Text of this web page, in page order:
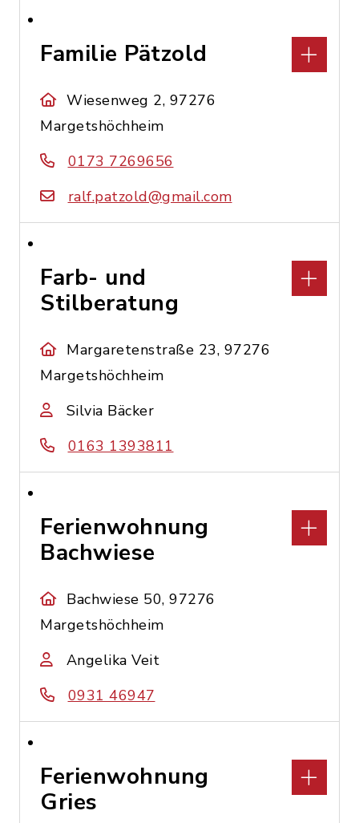
Familie Pätzold
Wiesenweg 2, 97276
Margetshöchheim
0173 7269656
ralf.patzold@gmail.com
Farb- und
Stilberatung
Margaretenstraße 23, 97276
Margetshöchheim
Silvia Bäcker
0163 1393811
Ferienwohnung
Bachwiese
Bachwiese 50, 97276
Margetshöchheim
Angelika Veit
0931 46947
Ferienwohnung
Gries